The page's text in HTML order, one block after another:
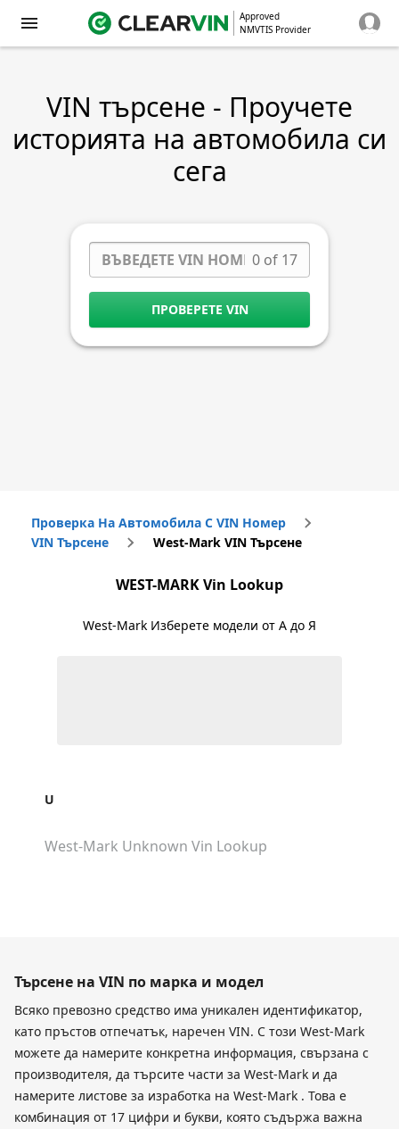
Approved
NMVTIS Provider
VIN търсене - Проучете
историята на автомобила си
сега
0 of 17
ПРОВЕРЕТЕ VIN
Проверка На Автомобила С VIN Номер
VIN Търсене
West-Mark VIN Търсене
WEST-MARKVin Lookup
West-Mark Изберете модели от А до Я
U
West-Mark Unknown Vin Lookup
Търсене на VIN по марка и модел
Всяко превозно средство има уникален идентификатор,
като пръстов отпечатък, наречен VIN. С този West-Mark
можете да намерите конкретна информация, свързана с
производителя, да търсите части за West-Mark и да
намерите листове за изработка на West-Mark . Това е
комбинация от 17 цифри и букви, която съдържа важна